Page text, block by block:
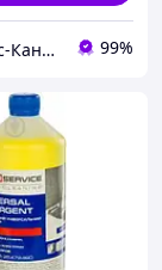
ЧП Сервис-Канцторг - все товары для офиса из одних рук! 99%